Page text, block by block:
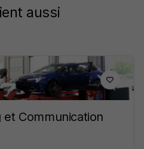
aussi
Communication